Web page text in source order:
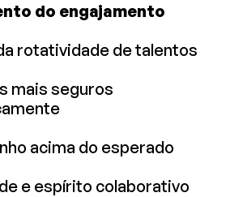
do engajamento
rotatividade de talentos
mais seguros
acima do esperado
e espírito colaborativo